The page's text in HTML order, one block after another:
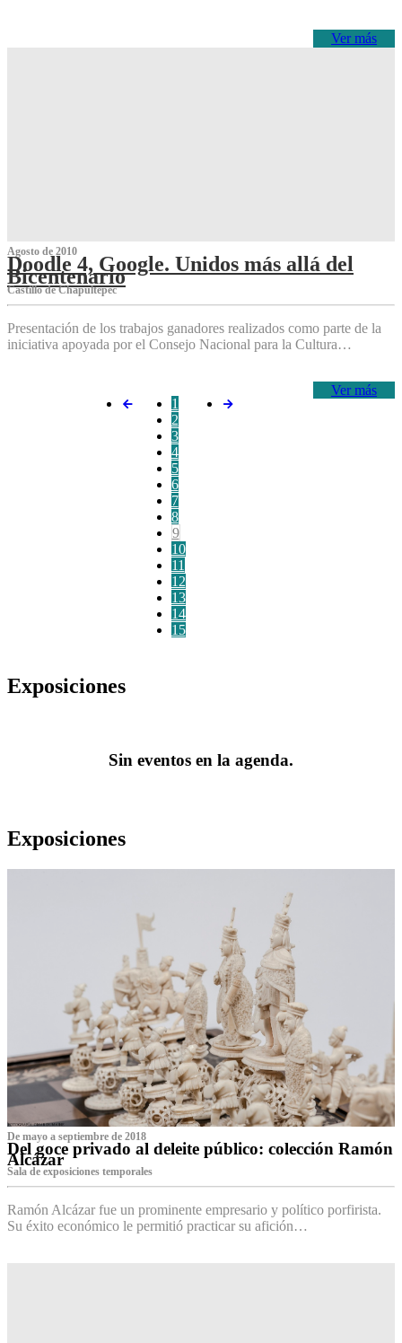
Ver más
Agosto de 2010
Doodle 4, Google. Unidos más allá del
Bicentenario
Castillo de Chapultepec
Presentación de los trabajos ganadores realizados como parte de la
iniciativa apoyada por el Consejo Nacional para la Cultura…
Ver más
1
2
3
4
5
6
7
8
9
10
11
12
13
14
15
Exposiciones
Sin eventos en la agenda.
Exposiciones
De mayo a septiembre de 2018
Del goce privado al deleite público: colección Ramón
Alcázar
Sala de exposiciones temporales
Ramón Alcázar fue un prominente empresario y político porfirista.
Su éxito económico le permitió practicar su afición…